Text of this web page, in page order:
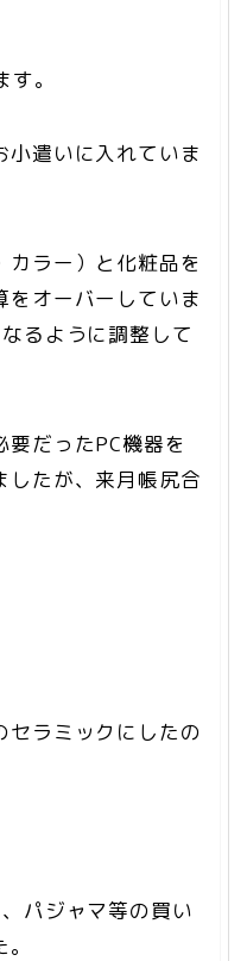
。
小遣いに入れていま
カラー）と化粧品を
をオーバーしていま
るように調整して
だったPC機器を
したが、来月帳尻合
セラミックにしたの
パジャマ等の買い